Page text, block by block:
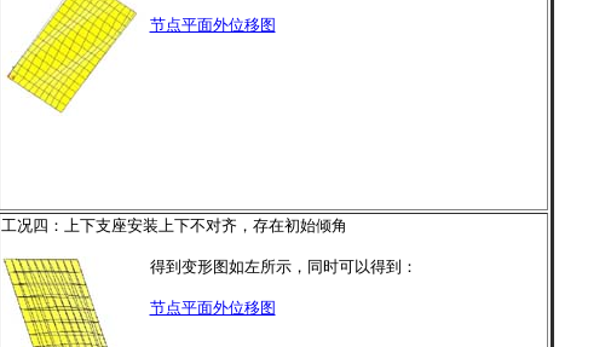
节点平面外位移图
工况四：上下支座安装上下不对齐，存在初始倾角
得到变形图如左所示，同时可以得到：
节点平面外位移图